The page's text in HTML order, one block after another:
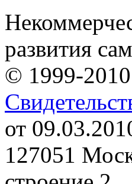
развития
© 1999-
от
127051